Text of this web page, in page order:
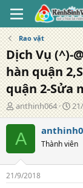
Rao vặt
Dịch Vụ (^)-
hàn quận
quận 2-Sửa
T
á
c
g
ả
anthinh064
N
g
à
y
đ
g
A Thành viên
21/9/2018